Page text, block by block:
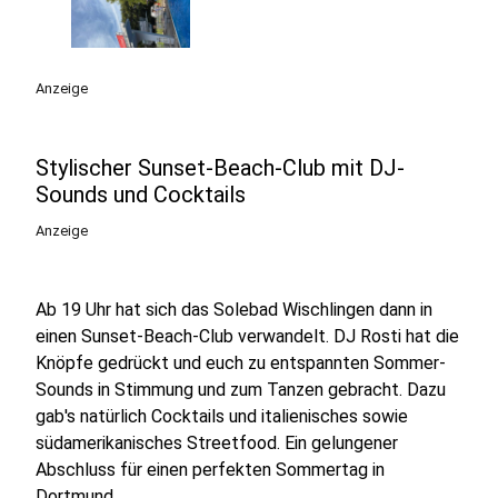
Anzeige
Stylischer Sunset-Beach-Club mit DJ-
Sounds und Cocktails
Anzeige
Ab 19 Uhr hat sich das Solebad Wischlingen dann in
einen Sunset-Beach-Club verwandelt. DJ Rosti hat die
Knöpfe gedrückt und euch zu entspannten Sommer-
Sounds in Stimmung und zum Tanzen gebracht. Dazu
gab's natürlich Cocktails und italienisches sowie
südamerikanisches Streetfood. Ein gelungener
Abschluss für einen perfekten Sommertag in